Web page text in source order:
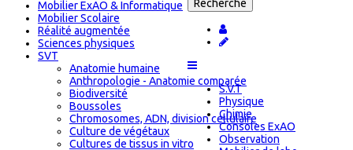
S.V.T
Physique
Chimie
Consoles ExAO
Observation
Mobilier ExAO & Informatique
Mobilier Scolaire
Réalité augmentée
Sciences physiques
SVT
Anatomie humaine
Anthropologie - Anatomie comparée
Biodiversité
Boussoles
Chromosomes, ADN, division cellulaire
Culture de végétaux
Cultures de tissus in vitro